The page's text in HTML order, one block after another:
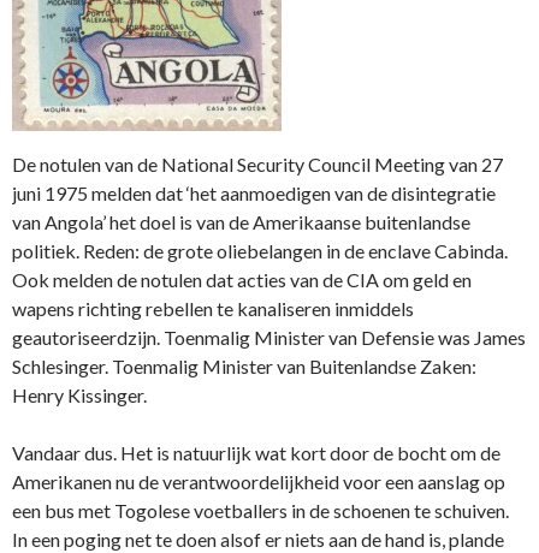
De notulen van de National Security Council Meeting van 27
juni 1975 melden dat ‘het aanmoedigen van de disintegratie
van Angola’ het doel is van de Amerikaanse buitenlandse
politiek. Reden: de grote oliebelangen in de enclave Cabinda.
Ook melden de notulen dat acties van de CIA om geld en
wapens richting rebellen te kanaliseren inmiddels
geautoriseerdzijn. Toenmalig Minister van Defensie was James
Schlesinger. Toenmalig Minister van Buitenlandse Zaken:
Henry Kissinger.
Vandaar dus. Het is natuurlijk wat kort door de bocht om de
Amerikanen nu de verantwoordelijkheid voor een aanslag op
een bus met Togolese voetballers in de schoenen te schuiven.
In een poging net te doen alsof er niets aan de hand is, plande